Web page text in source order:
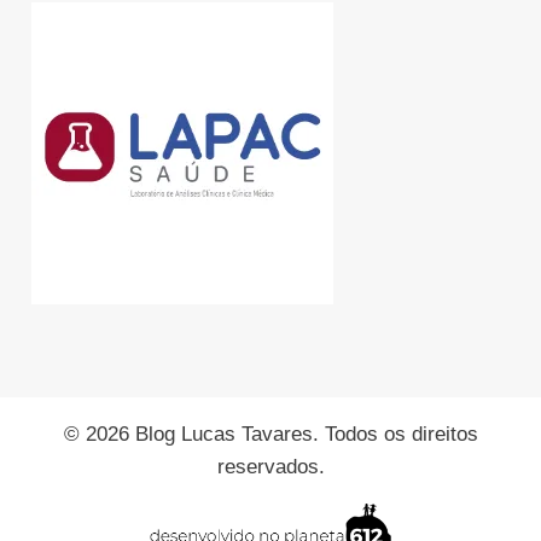
© 2026 Blog Lucas Tavares. Todos os direitos
reservados.